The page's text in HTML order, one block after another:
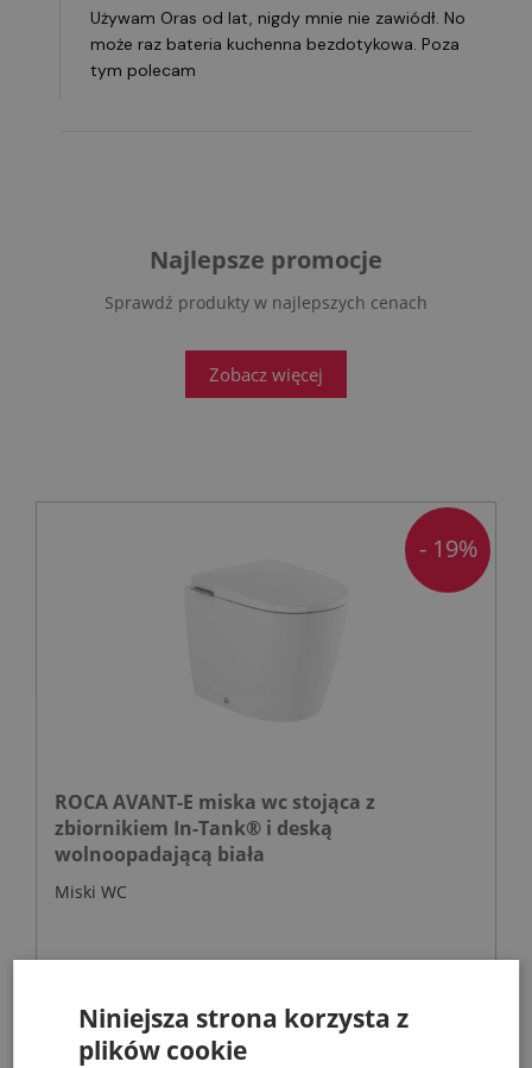
Używam Oras od lat, nigdy mnie nie zawiódł. No
może raz bateria kuchenna bezdotykowa. Poza
tym polecam
Najlepsze promocje
Sprawdź produkty w najlepszych cenach
Zobacz więcej
ROCA AVANT-E miska wc stojąca z
zbiornikiem In-Tank® i deską
wolnoopadającą biała
Miski WC
4 059,00 zł
- 19%
Niniejsza strona korzysta z
plików cookie